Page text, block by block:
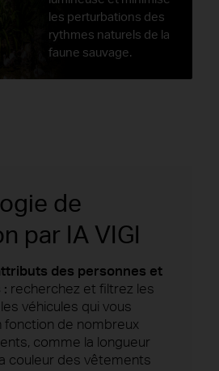
les perturbations des
rythmes naturels de la
faune sauvage.
de
par IA VIGI
des personnes et
recherchez et filtrez les
véhicules qui vous
fonction de nombreux
comme la longueur
couleur des vêtements